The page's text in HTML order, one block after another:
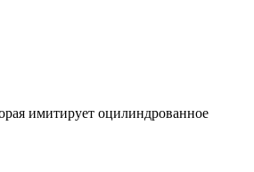
имитирует оцилиндрованное